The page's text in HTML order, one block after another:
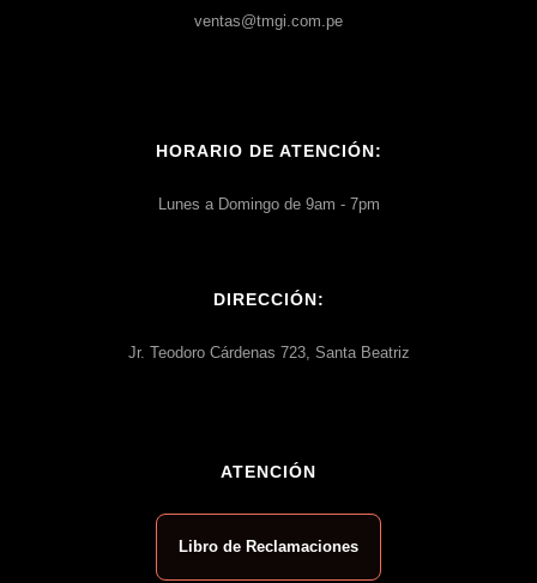
ventas@tmgi.com.pe
HORARIO DE ATENCIÓN:
Lunes a Domingo de 9am - 7pm
DIRECCIÓN:
Jr. Teodoro Cárdenas 723, Santa Beatriz
ATENCIÓN
Libro de Reclamaciones